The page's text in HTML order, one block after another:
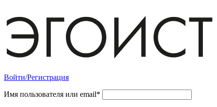
Войти/Регистрация
Имя пользователя или email*